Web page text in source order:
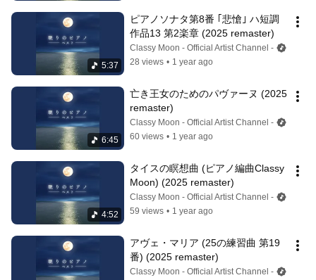
5:37
ピアノソナタ第8番 ｢悲愴｣ ハ短調
作品13 第2楽章 (2025 remaster)
Classy Moon - Official Artist Channel -
28 views • 1 year ago
6:45
亡き王女のためのパヴァーヌ (2025
remaster)
Classy Moon - Official Artist Channel -
60 views • 1 year ago
4:52
タイスの瞑想曲 (ピアノ編曲Classy
Moon) (2025 remaster)
Classy Moon - Official Artist Channel -
59 views • 1 year ago
アヴェ・マリア (25の練習曲 第19
番) (2025 remaster)
Classy Moon - Official Artist Channel -